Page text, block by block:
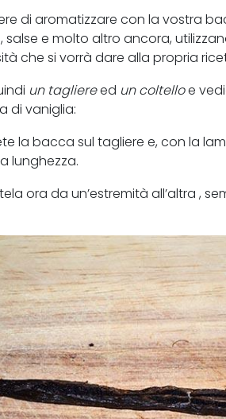
di aromatizzare con la vostra
salse e molto altro ancora,
che si vorrà dare alla propria
un tagliereed un coltelloe
di vaniglia:
la bacca sul tagliere e, con la
lunghezza.
ora da un’estremità all’altra ,